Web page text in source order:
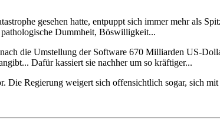
gesehen hatte, entpuppt sich immer mehr als
Dummheit, Böswilligkeit...
die Umstellung der Software 670 Milliarden US-
Dafür kassiert sie nachher um so kräftiger...
Die Regierung weigert sich offensichtlich sogar, sich